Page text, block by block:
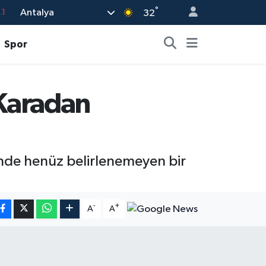
Antalya 32°
Spor
henüz belirlenemeyen bir
A- A+